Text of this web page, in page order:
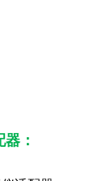
：